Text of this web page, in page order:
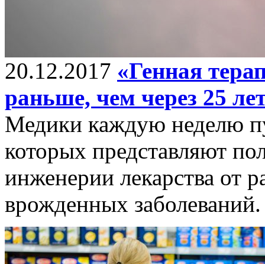
20.12.2017 «Генная
раньше, чем через 25
Медики каждую неделю
которых представляют
инженерии лекарства от
врожденных заболеваний.